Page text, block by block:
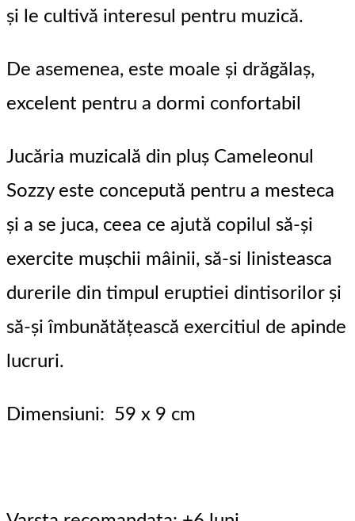
și le cultivă interesul pentru muzică.
De asemenea, este moale și drăgălaș,
excelent pentru a dormi confortabil
Jucăria muzicală din pluș Cameleonul
Sozzy este concepută pentru a mesteca
și a se juca, ceea ce ajută copilul să-și
exercite mușchii mâinii, să-si linisteasca
durerile din timpul eruptiei dintisorilor și
să-și îmbunătățească exercitiul de apinde
lucruri.
Dimensiuni: 59 x 9 cm